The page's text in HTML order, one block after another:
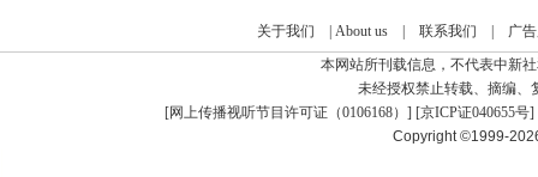
关于我们 About us| 联系我们
广
本网站所刊载信息，不代表中新
未经授权禁止转载、摘编、
[网上传播视听节目许可证（0106168） ] [京ICP证040655号]
Copyright ©1999-